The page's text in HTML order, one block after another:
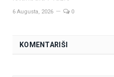
6 Augusta, 2026 0
KOMENTARIŠI